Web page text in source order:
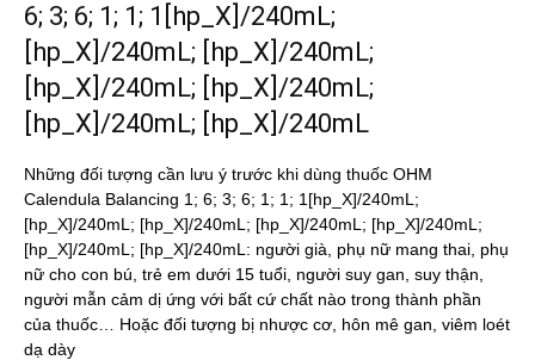
6; 3; 6; 1; 1; 1[hp_X]/240mL;
[hp_X]/240mL; [hp_X]/240mL;
[hp_X]/240mL; [hp_X]/240mL;
[hp_X]/240mL; [hp_X]/240mL
Những đối tượng cần lưu ý trước khi dùng thuốc OHM
Calendula Balancing 1; 6; 3; 6; 1; 1; 1[hp_X]/240mL;
[hp_X]/240mL; [hp_X]/240mL; [hp_X]/240mL; [hp_X]/240mL;
[hp_X]/240mL; [hp_X]/240mL: người già, phụ nữ mang thai, phụ
nữ cho con bú, trẻ em dưới 15 tuổi, người suy gan, suy thận,
người mẫn cảm dị ứng với bất cứ chất nào trong thành phần
của thuốc… Hoặc đối tượng bị nhược cơ, hôn mê gan, viêm loét
dạ dày